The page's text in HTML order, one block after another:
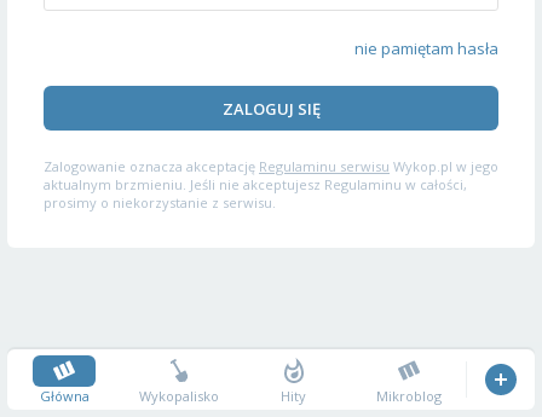
nie pamiętam hasła
ZALOGUJ SIĘ
Zalogowanie oznacza akceptację Regulaminu serwisu Wykop.pl w jego
aktualnym brzmieniu. Jeśli nie akceptujesz Regulaminu w całości,
prosimy o niekorzystanie z serwisu.
Główna Wykopalisko Hity Mikroblog